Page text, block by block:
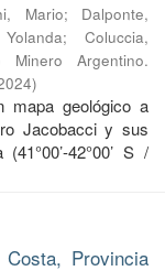
Mario; Dalponte,
;Coluccia,
Minero Argentino.
)
mapa geológico a
Jacobacci y sus
42°00’ S /
Provincia